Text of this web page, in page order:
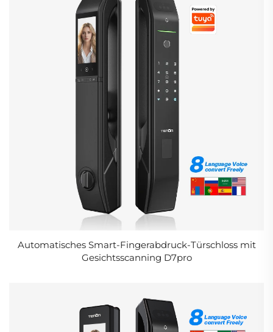
Automatisches Smart-Fingerabdruck-Türschloss mit
Gesichtsscanning D7pro